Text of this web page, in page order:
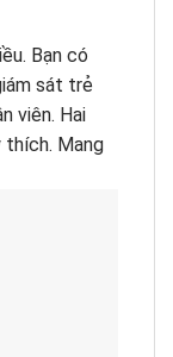
Bạn có
sát trẻ
viên. Hai
Mang